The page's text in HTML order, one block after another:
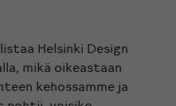
Helsinki Design
mikä oikeastaan
kehossamme ja